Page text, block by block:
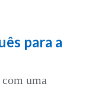
para a
uma